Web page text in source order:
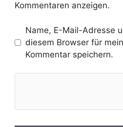
Kommentaren anzeigen.
Name, E-Mail-Adresse
diesem Browser für
Kommentar speichern.